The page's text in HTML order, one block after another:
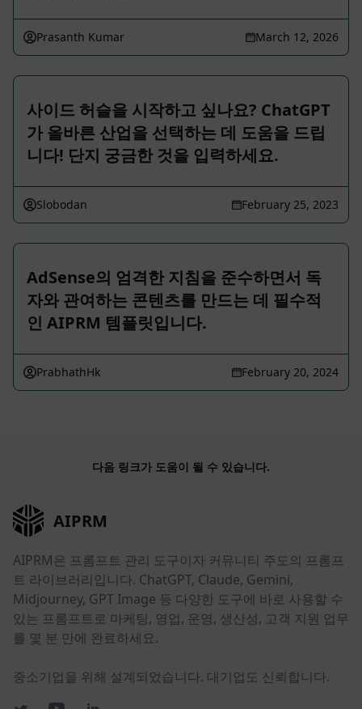
Prasanth Kumar March 12, 2026
사이드 허슬을 시작하고 싶나요? ChatGPT
가 올바른 산업을 선택하는 데 도움을 드립
니다! 단지 궁금한 것을 입력하세요.
Slobodan February 25, 2023
AdSense의 엄격한 지침을 준수하면서 독
자와 관여하는 콘텐츠를 만드는 데 필수적
인 AIPRM 템플릿입니다.
PrabhathHk February 20, 2024
다음 링크가 도움이 될 수 있습니다.
AIPRM
AIPRM은 프롬프트 관리 도구이자 커뮤니티 주도의 프롬프
트 라이브러리입니다. ChatGPT, Claude, Gemini,
Midjourney, GPT Image 등 다양한 도구에 바로 사용할 수
있는 프롬프트로 마케팅, 영업, 운영, 생산성, 고객 지원 업무
를 몇 분 만에 완료하세요.
중소기업을 위해 설계되었습니다. 대기업도 신뢰합니다.